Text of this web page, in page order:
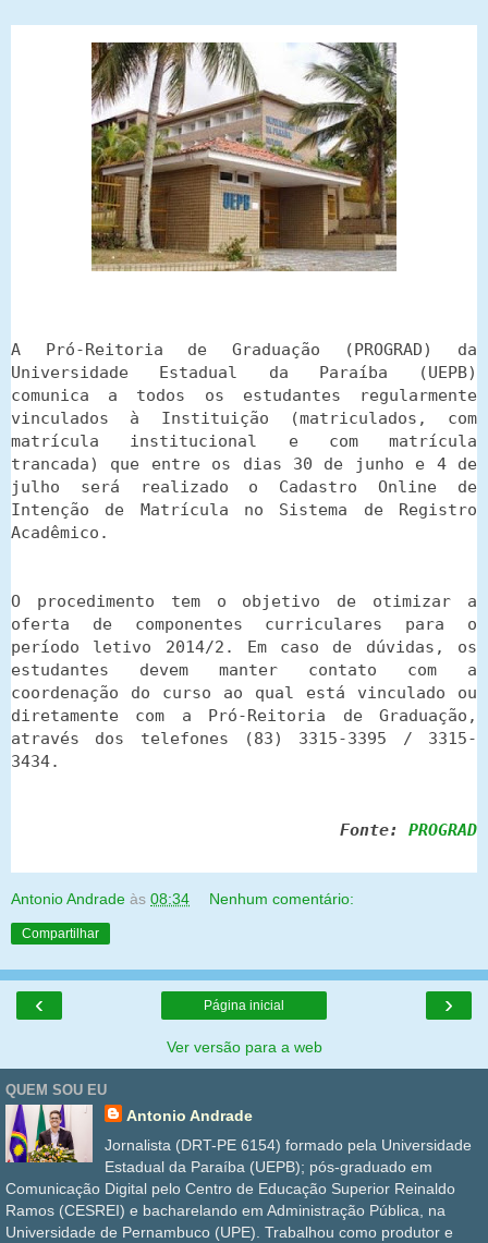
A Pró-Reitoria de Graduação (PROGRAD) da
Universidade Estadual da Paraíba (UEPB)
comunica a todos os estudantes regularmente
vinculados à Instituição (matriculados, com
matrícula institucional e com matrícula
trancada) que entre os dias 30 de junho e 4 de
julho será realizado o Cadastro Online de
Intenção de Matrícula no Sistema de Registro
Acadêmico.
O procedimento tem o objetivo de otimizar a
oferta de componentes curriculares para o
período letivo 2014/2. Em caso de dúvidas, os
estudantes devem manter contato com a
coordenação do curso ao qual está vinculado ou
diretamente com a Pró-Reitoria de Graduação,
através dos telefones (83) 3315-3395 / 3315-
3434.
Fonte: PROGRAD
Antonio Andrade às 08:34 Nenhum comentário:
Compartilhar
‹ ›
Página inicial
Ver versão para a web
QUEM SOU EU
Antonio Andrade
Jornalista (DRT-PE 6154) formado pela Universidade
Estadual da Paraíba (UEPB); pós-graduado em
Comunicação Digital pelo Centro de Educação Superior Reinaldo
Ramos (CESREI) e bacharelando em Administração Pública, na
Universidade de Pernambuco (UPE). Trabalhou como produtor e